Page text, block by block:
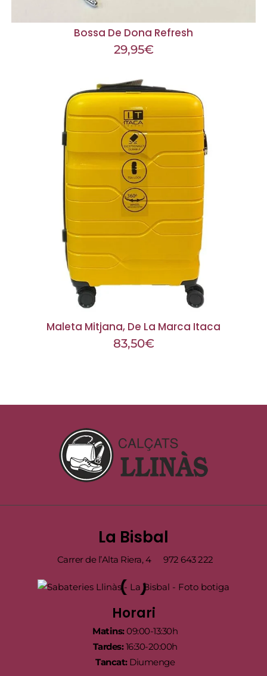
Bossa De Dona Refresh
29,95€
Maleta Mitjana, De La Marca Itaca
83,50€
La Bisbal
Carrer de l’Alta Riera, 4 972 643 222
Horari
Matins:09:00-13:30h
Tardes:16:30-20:00h
Tancat:Diumenge